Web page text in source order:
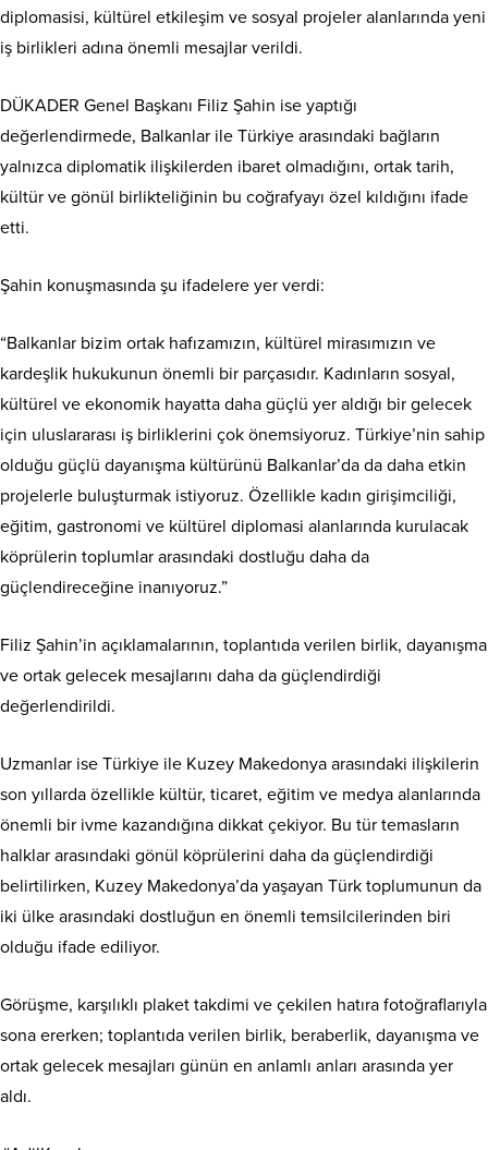
diplomasisi, kültürel etkileşim ve sosyal projeler alanlarında yeni
iş birlikleri adına önemli mesajlar verildi.
DÜKADER Genel Başkanı Filiz Şahin ise yaptığı
değerlendirmede, Balkanlar ile Türkiye arasındaki bağların
yalnızca diplomatik ilişkilerden ibaret olmadığını, ortak tarih,
kültür ve gönül birlikteliğinin bu coğrafyayı özel kıldığını ifade
etti.
Şahin konuşmasında şu ifadelere yer verdi:
“Balkanlar bizim ortak hafızamızın, kültürel mirasımızın ve
kardeşlik hukukunun önemli bir parçasıdır. Kadınların sosyal,
kültürel ve ekonomik hayatta daha güçlü yer aldığı bir gelecek
için uluslararası iş birliklerini çok önemsiyoruz. Türkiye’nin sahip
olduğu güçlü dayanışma kültürünü Balkanlar’da da daha etkin
projelerle buluşturmak istiyoruz. Özellikle kadın girişimciliği,
eğitim, gastronomi ve kültürel diplomasi alanlarında kurulacak
köprülerin toplumlar arasındaki dostluğu daha da
güçlendireceğine inanıyoruz.”
Filiz Şahin’in açıklamalarının, toplantıda verilen birlik, dayanışma
ve ortak gelecek mesajlarını daha da güçlendirdiği
değerlendirildi.
Uzmanlar ise Türkiye ile Kuzey Makedonya arasındaki ilişkilerin
son yıllarda özellikle kültür, ticaret, eğitim ve medya alanlarında
önemli bir ivme kazandığına dikkat çekiyor. Bu tür temasların
halklar arasındaki gönül köprülerini daha da güçlendirdiği
belirtilirken, Kuzey Makedonya’da yaşayan Türk toplumunun da
iki ülke arasındaki dostluğun en önemli temsilcilerinden biri
olduğu ifade ediliyor.
Görüşme, karşılıklı plaket takdimi ve çekilen hatıra fotoğraflarıyla
sona ererken; toplantıda verilen birlik, beraberlik, dayanışma ve
ortak gelecek mesajları günün en anlamlı anları arasında yer
aldı.